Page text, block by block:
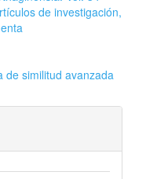
de investigación,
de similitud avanzada